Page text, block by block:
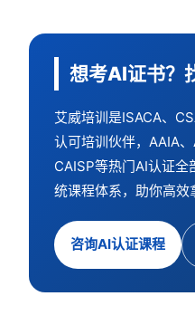
想考AI证书？
艾威培训是ISACA、
认可培训伙伴，AAIA、
CAISP等热门AI认证
统课程体系，助你高效
咨询AI认证课程